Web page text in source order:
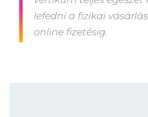
lefedni a fizikai
online fizetésig.